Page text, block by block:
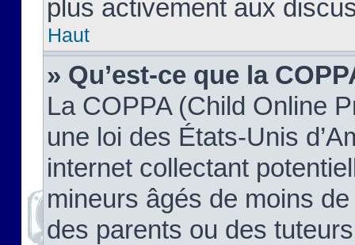
plus activement aux
Haut
» Qu’est-ce que la
La COPPA (Child Online
une loi des États-Unis
internet collectant
mineurs âgés de moins
des parents ou des